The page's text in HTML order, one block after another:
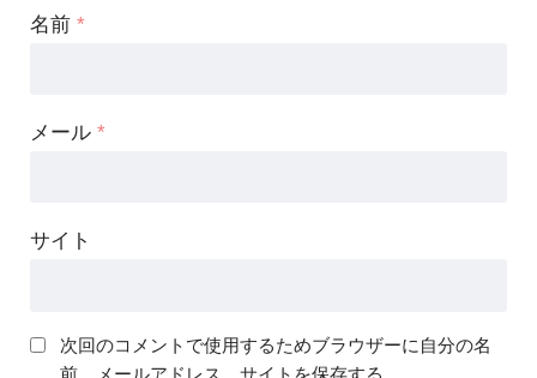
名前*
メール*
サイト
次回のコメントで使用するためブラウザーに自分の名